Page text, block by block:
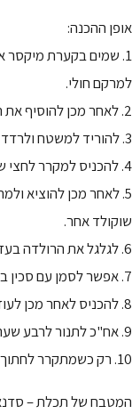
אופן ההכנה:
1. שמים בקערת מיקסר
למרקם חולי.
2. לאחר מכן להוסיף את הרטובים ולערבב עד קבלת בצק אחיד.
3. להוריד למשטח ולרדד בין 2 ניירות אפייה.
4. להכניס למקרר לחצי שעה בערך כדי שיהיה נוח לעבוד עם הבצק.
5. לאחר מכן להוציא
שוקולד אחר.
6. לגלגל את הרולדה בעזרת נייר האפייה.
7. אפשר לסמן עם סכין בשלב הזה את החיתוכים של המגולגלות.
8. להכניס לאחר מכן לעוד רבע שעה למקרר.
9. אח"כ לתנור לרבע שעה ב-160 מעלות.
10. רק כשמתקרר לחתוך לפרוסות עם סכין חדה ולפזר אבקת סוכר.
המטבח של תכלת –